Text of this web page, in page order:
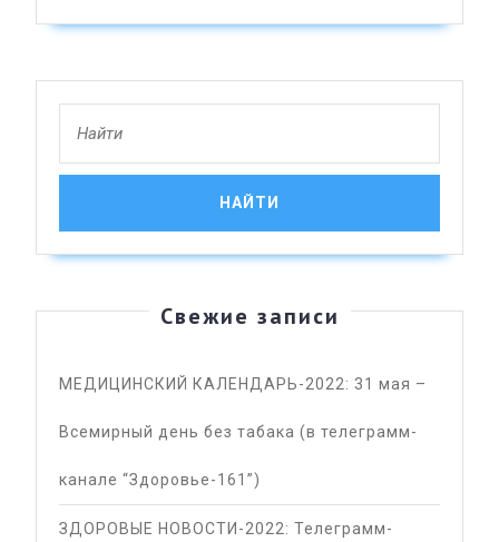
for:
Свежие записи
МЕДИЦИНСКИЙ КАЛЕНДАРЬ-2022: 31 мая –
Всемирный день без табака (в телеграмм-
канале “Здоровье-161”)
ЗДОРОВЫЕ НОВОСТИ-2022: Телеграмм-